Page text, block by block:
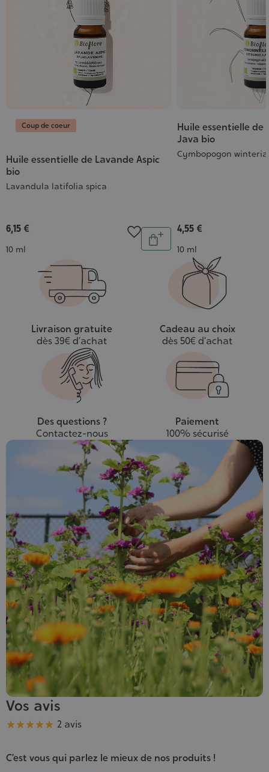
Coup de coeur
Huile essentielle de Lavande Aspic
bio
Lavandula latifolia spica
6,15 €
Contenance
10 ml
Quantité
Ajouter
panier
Huile essentielle de
Java bio
Cymbopogon
4,55 €
Contenance
10 ml
Livraison gratuite
dès 39€ d’achat
Cadeau au choix
dès 50€ d’achat
Des questions ?
Contactez-nous
Paiement
100% sécurisé
Vos avis
Note
     2 avis
C’est vous qui parlez le mieux de nos produits !